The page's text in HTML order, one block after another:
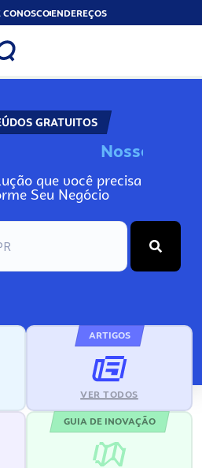
CONOSCOENDEREÇOS
GRATUITOS
Nos
que você precisa
Seu Negócio
ARTIGOS
VER TODOS
GUIA DE INOVAÇÃO